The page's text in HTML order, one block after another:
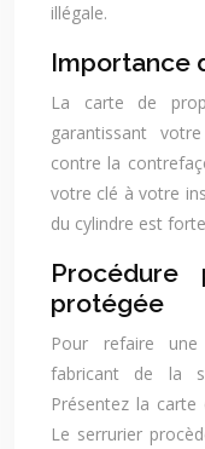
illégale.
Importance
La carte de
garantissant
contre la
votre clé à votre
du cylindre est
protégée
Pour refaire
fabricant de la
Présentez la carte
Le serrurier